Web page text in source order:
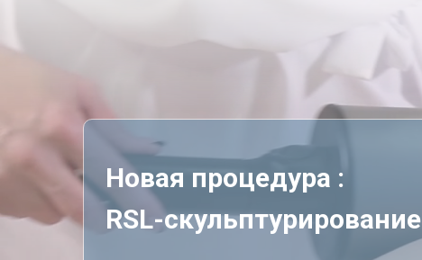
Новая процедура :
RSL-скульптурирование